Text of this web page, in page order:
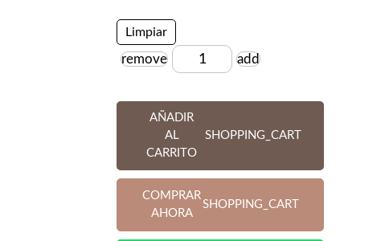
Limpiar
Cantidad
remove add
AÑADIR
AL
CARRITO
SHOPPING_CART
COMPRAR
AHORA
SHOPPING_CART